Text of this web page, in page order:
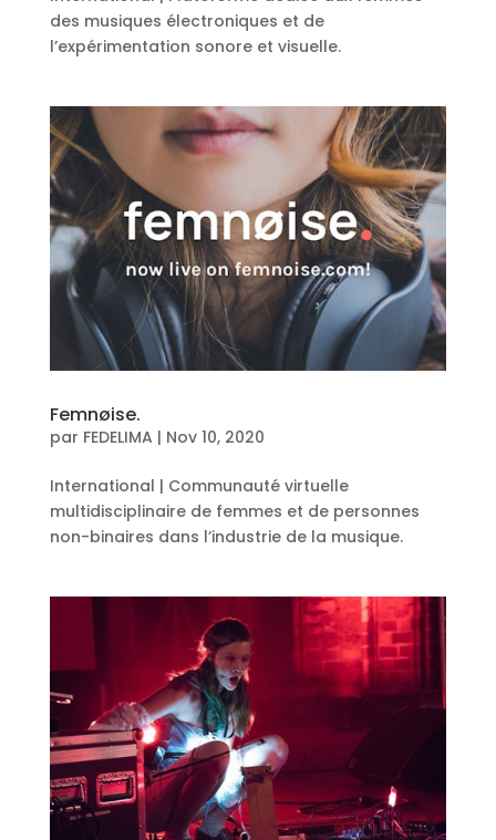
des musiques électroniques et de
l’expérimentation sonore et visuelle.
Femnøise.
par FEDELIMA | Nov 10, 2020
International | Communauté virtuelle
multidisciplinaire de femmes et de personnes
non-binaires dans l’industrie de la musique.